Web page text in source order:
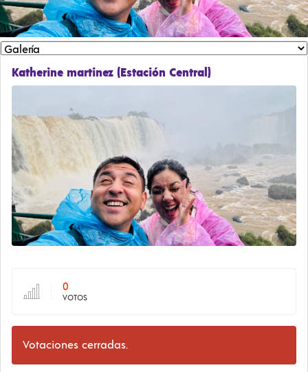
Katherine martinez (Estación Central)
0
VOTOS
Votaciones cerradas.